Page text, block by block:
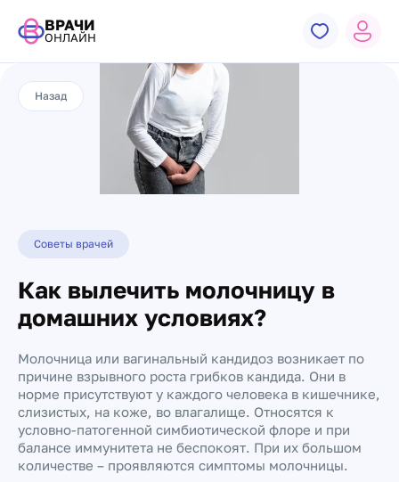
ВРАЧИ
ОНЛАЙН
Советы врачей
Как вылечить молочницу в
домашних условиях?
Молочница или вагинальный кандидоз возникает по
причине взрывного роста грибков кандида. Они в
норме присутствуют у каждого человека в кишечнике,
слизистых, на коже, во влагалище. Относятся к
условно-патогенной симбиотической флоре и при
балансе иммунитета не беспокоят. При их большом
количестве – проявляются симптомы молочницы.
Назад